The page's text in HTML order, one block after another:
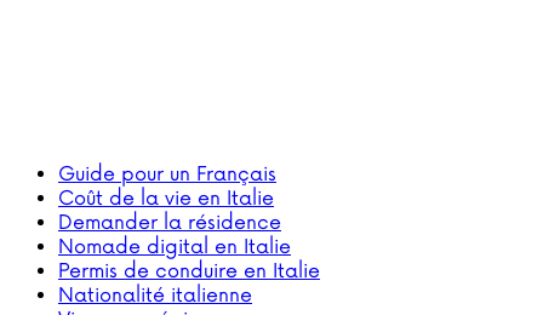
Guide pour un Français
Coût de la vie en Italie
Demander la résidence
Nomade digital en Italie
Permis de conduire en Italie
Nationalité italienne